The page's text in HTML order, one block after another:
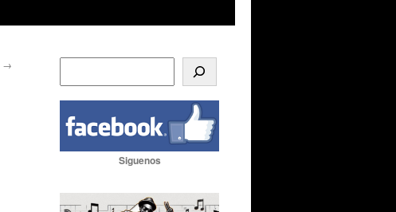
→
Siguenos